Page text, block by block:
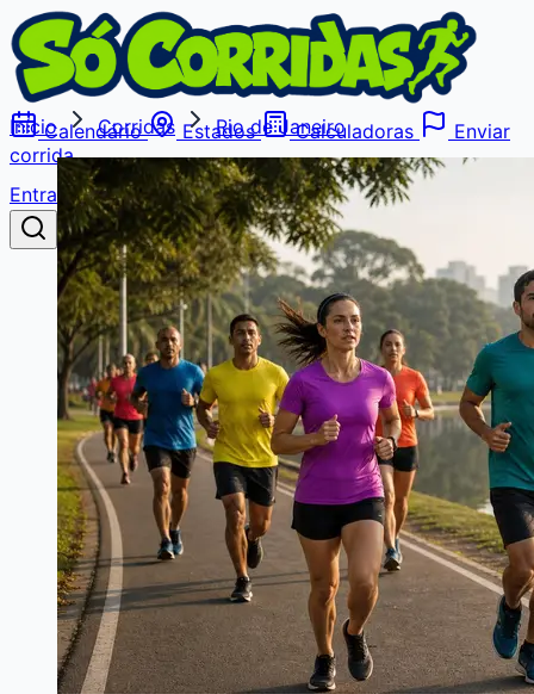
Calendário Estados Calculadoras
Enviar
corrida
Entrar
Buscar
Início Corridas Rio de Janeiro